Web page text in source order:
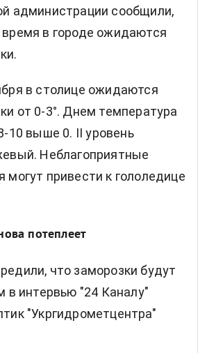
администрации сообщили,
в городе ожидаются
в столице ожидаются
от 0-3°. Днем температура
10 выше 0. II уровень
Неблагоприятные
могут привести к гололедице
потеплеет
что заморозки будут
в интервью "24 Каналу"
"Укргидрометцентра"